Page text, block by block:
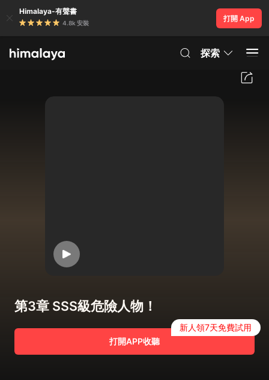
Himalaya-有聲書
4.8k 安裝
打開 App
探索
第3章 SSS級危險人物！
打開APP收聽
新人領7天免費試用